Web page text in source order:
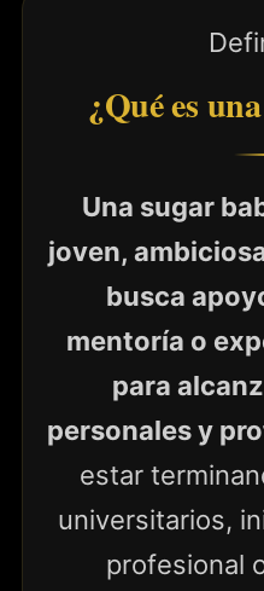
¿Qué es
Una sugar
joven,
busca
mentoría o
para
personales y
estar
universitarios,
profesional